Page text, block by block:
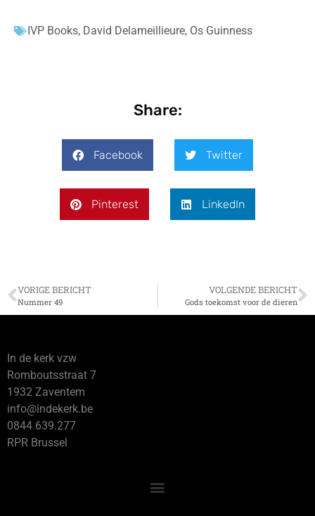
IVP Books, David Delameillieure, Os Guinness
Share:
Facebook Twitter
Pinterest LinkedIn
VORIGE BERICHT
Nummer 49
VOLGENDE BERICHT
Gods toekomst voor de dieren
In de kerk vzw
Romboutsstraat 7
1932 Zaventem
info@indekerk.be
0844.639.277
RPR Brussel